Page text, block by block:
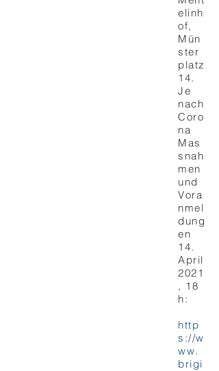
elinh
of,
Mün
ster
platz
14.
Je
nach
Coro
na
Mas
snah
men
und
Vora
nmel
dung
en
14.
April
2021
, 18
h:
http
s://w
ww.
brigi